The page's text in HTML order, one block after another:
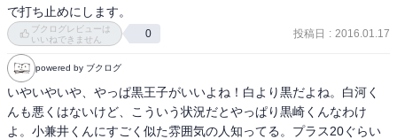
で打ち止めにします。
ブクログレビューは
いいねできません
0 投稿日 : 2016.01.17
powered by ブクログ
いやいやいや、やっぱ黒王子がいいよね！白より黒だよね。白河く
んも悪くはないけど、こういう状況だとやっぱり黒崎くんなわけ
よ。小兼井くんにすごく似た雰囲気の人知ってる。プラス20ぐらい